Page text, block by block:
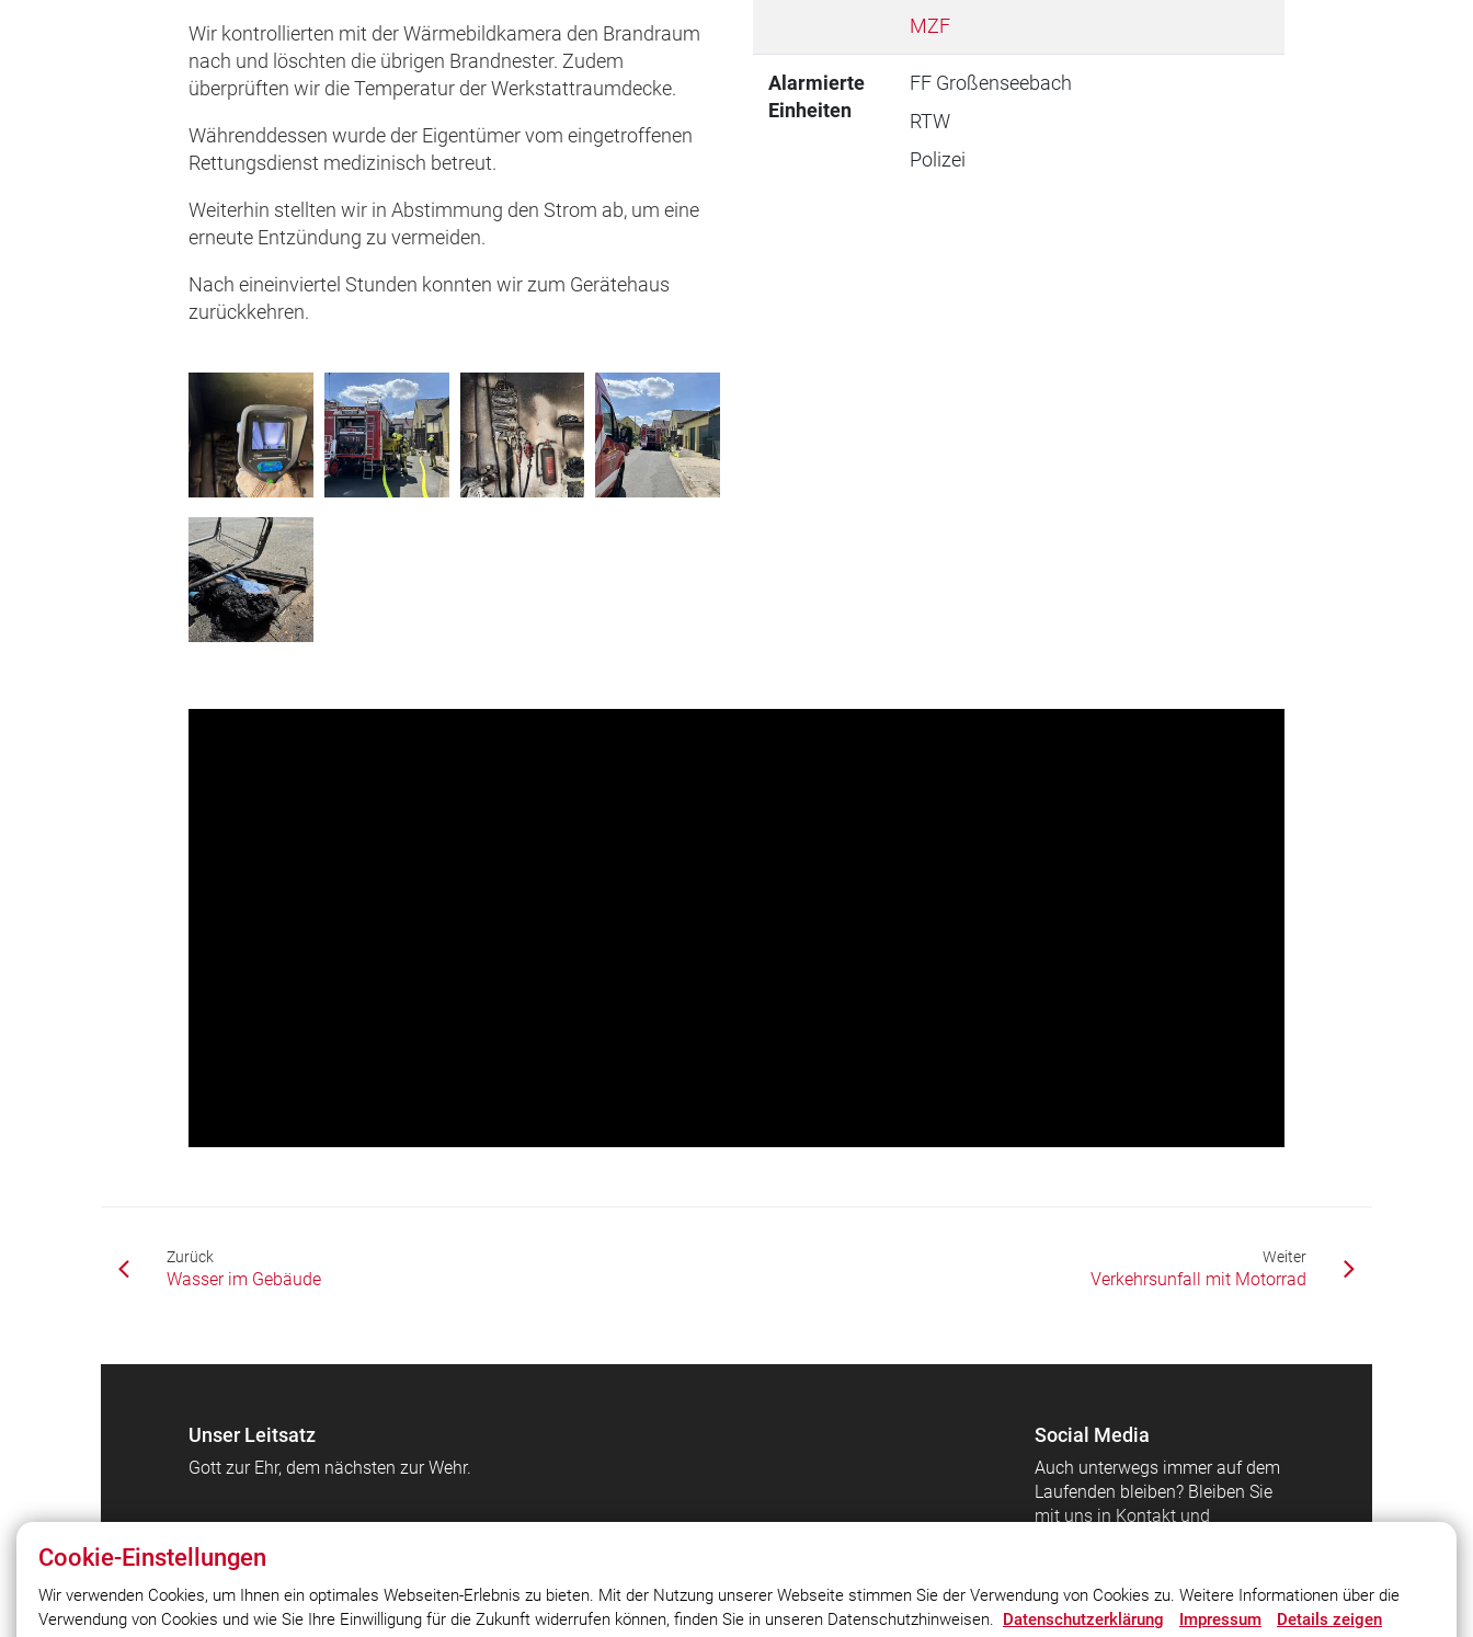
Wir kontrollierten mit der Wärmebildkamera den Brandraum
nach und löschten die übrigen Brandnester. Zudem
überprüften wir die Temperatur der Werkstattraumdecke.
Währenddessen wurde der Eigentümer vom eingetroffenen
Rettungsdienst medizinisch betreut.
Weiterhin stellten wir in Abstimmung den Strom ab, um eine
erneute Entzündung zu vermeiden.
Nach eineinviertel Stunden konnten wir zum Gerätehaus
zurückkehren.
MZF
Alarmierte
Einheiten
FF Großenseebach
RTW
Polizei
Zurück
Wasser im Gebäude
Weiter
Verkehrsunfall mit Motorrad
Unser Leitsatz
Gott zur Ehr, dem nächsten zur Wehr.
Social Media
Auch unterwegs immer auf dem
Laufenden bleiben? Bleiben Sie
mit uns in Kontakt und
Cookie-Einstellungen
Wir verwenden Cookies, um Ihnen ein optimales Webseiten-Erlebnis zu bieten. Mit der Nutzung unserer Webseite stimmen Sie der Verwendung von Cookies zu. Weitere Informationen über die
Verwendung von Cookies und wie Sie Ihre Einwilligung für die Zukunft widerrufen können, finden Sie in unseren Datenschutzhinweisen. Datenschutzerklärung Impressum Details zeigen